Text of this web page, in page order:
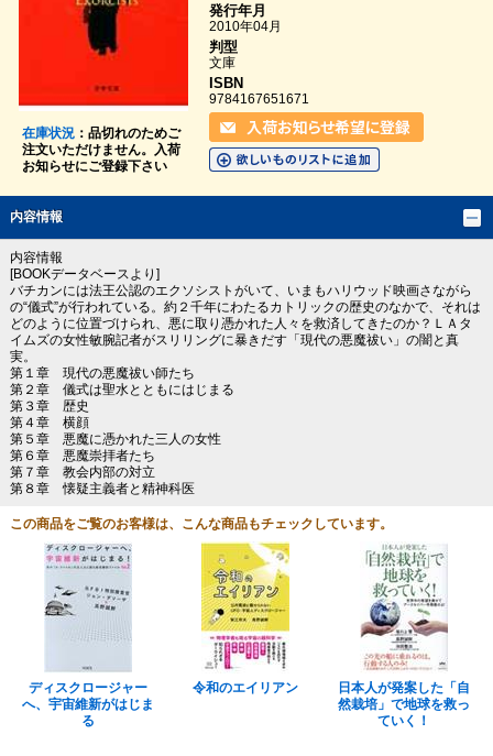
在庫状況：品切れのためご
注文いただけません。入荷
お知らせにご登録下さい
発行年月
2010年04月
判型
文庫
ISBN
9784167651671
内容情報
内容情報
[BOOKデータベースより]
バチカンには法王公認のエクソシストがいて、いまもハリウッド映画さながら
の“儀式”が行われている。約２千年にわたるカトリックの歴史のなかで、それは
どのように位置づけられ、悪に取り憑かれた人々を救済してきたのか？ＬＡタ
イムズの女性敏腕記者がスリリングに暴きだす「現代の悪魔祓い」の闇と真
実。
第１章 現代の悪魔祓い師たち
第２章 儀式は聖水とともにはじまる
第３章 歴史
第４章 横顔
第５章 悪魔に憑かれた三人の女性
第６章 悪魔崇拝者たち
第７章 教会内部の対立
第８章 懐疑主義者と精神科医
この商品をご覧のお客様は、こんな商品もチェックしています。
ディスクロージャー
へ、宇宙維新がはじま
る
令和のエイリアン
日本人が発案した「自
然栽培」で地球を救っ
ていく！